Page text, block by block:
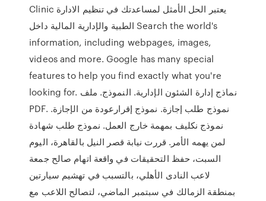
Clinic يعتبر الحل الأمثل لمساعدتك في تنظيم الادارة
الطبية والإدارية المالية داخل Search the world's
information, including webpages, images,
videos and more. Google has many special
features to help you find exactly what you're
looking for. نماذج إدارة الشئون الإدارية. النموذج. ملف
PDF. نموذج طلب إجازة. نموذج إقرارعودة من الإجازة.
نموذج نكليف بمهمة خارج العمل. نموذج طلب شهادة
لمن يهمه الأمر. قررت نيابة قصر النيل بالقاهرة، اليوم
السبت، حفظ التحقيقات في واقعة اتهام صالح جمعة
لاعب النادى الأهلي، بالتسبب في تهشيم سيارتين
بمنطقة الزمالك في سبتمبر الماضي، لتصالح اللاعب مع